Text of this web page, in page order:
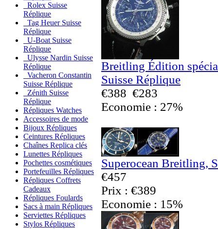
Rolex Suisse
Réplique
Tag Heuer Suisse
Réplique
U-Boat Suisse
Réplique
Ulysse Nardin Suisse
Réplique
Vacheron Constantin
Suisse Réplique
Zénith Suisse
Réplique
Répliques Watches
Accessoires de mode
Bijoux Répliques
Ceintures Répliques
Chaînes Replica clés
Lunettes Répliques
Pochettes cosmétiques
Portefeuilles Répliques
Répliques Coffrets
Cadeaux
Répliques Foulards
Sacs à main Répliques
Serviettes Répliques
Stylos Répliques
Breitling Édition
Suisse Réplique
€388 €283
Economie : 27%
Superocean Breitling,
€457
Prix : €389
Economie : 15%